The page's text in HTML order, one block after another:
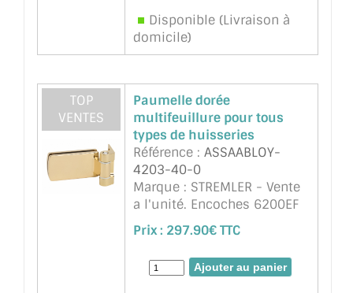
Disponible (Livraison à
domicile)
TOP
VENTES
Paumelle dorée
multifeuillure pour tous
types de huisseries
Référence : ASSAABLOY-
4203-40-0
Marque : STREMLER - Vente
a l'unité. Encoches 6200EF
(2 trous 16mm). Pour verre
sécurit 8mm a 10mm,
poids maxi 45kg avec 2
paumelles.
Prix : 297.90€ TTC